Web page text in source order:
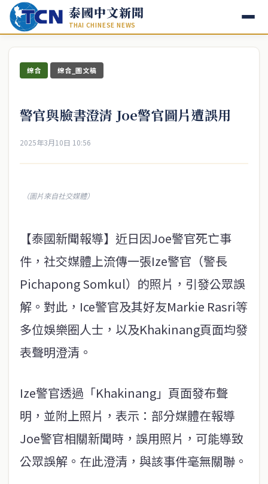
泰國中文新聞
THAI CHINESE NEWS
綜合 綜合_圖文稿
警官與臉書澄清 Joe警官圖片遭誤用
2025年3月10日 10:56
（圖片來自社交媒體）
【泰國新聞報導】近日因Joe警官死亡事
件，社交媒體上流傳一張Ize警官（警長
Pichapong Somkul）的照片，引發公眾誤
解。對此，Ice警官及其好友Markie Rasri等
多位娛樂圈人士，以及Khakinang頁面均發
表聲明澄清。
Ize警官透過「Khakinang」頁面發布聲
明，並附上照片，表示：部分媒體在報導
Joe警官相關新聞時，誤用照片，可能導致
公眾誤解。在此澄清，與該事件毫無關聯。